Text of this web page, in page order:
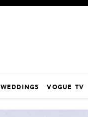
WEDDINGS VOGUE TV